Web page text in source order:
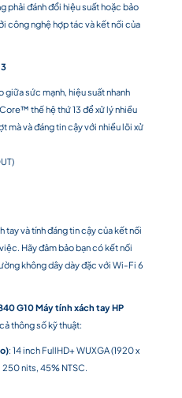
phải đánh đổi hiệu suất hoặc bảo
công nghệ hợp tác và kết nối của
giữa sức mạnh, hiệu suất nhanh
thế hệ thứ 13 để xử lý nhiều
mà và đáng tin cậy với nhiều lõi xử
tay và tính đáng tin cậy của kết nối
Hãy đảm bảo bạn có kết nối
không dây dày đặc với Wi-Fi 6
G10Máy tính xách tay HP
thông số kỹ thuật:
: 14 inch FullHD+ WUXGA (1920 x
nits, 45% NTSC.